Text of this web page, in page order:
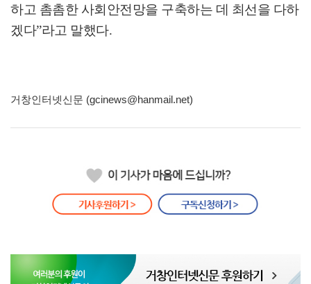
하고 촘촘한 사회안전망을 구축하는 데 최선을 다하
겠다”라고 말했다.
거창인터넷신문 (gcinews@hanmail.net)